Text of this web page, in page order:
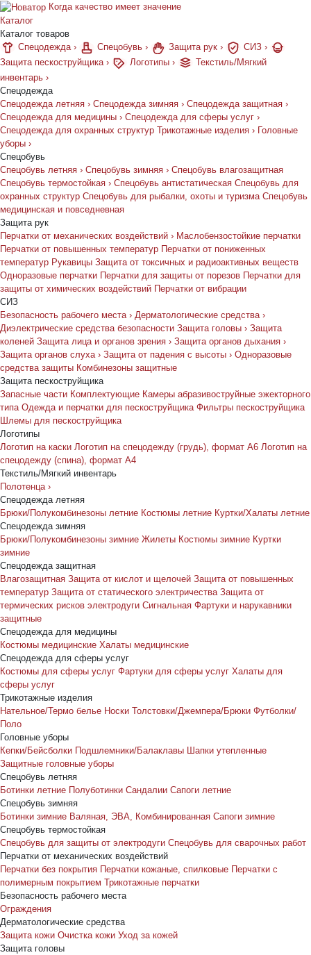
Когда качество имеет значение
Каталог
Каталог товаров
Спецодежда › Спецобувь › Защита рук › СИЗ ›
Защита пескоструйщика › Логотипы ›
Текстиль/Мягкий
инвентарь ›
Спецодежда
Спецодежда летняя › Спецодежда зимняя › Спецодежда защитная ›
Спецодежда для медицины › Спецодежда для сферы услуг ›
Спецодежда для охранных структур Трикотажные изделия › Головные
уборы ›
Спецобувь
Спецобувь летняя › Спецобувь зимняя › Спецобувь влагозащитная
Спецобувь термостойкая › Спецобувь антистатическая Спецобувь для
охранных структур Спецобувь для рыбалки, охоты и туризма Спецобувь
медицинская и повседневная
Защита рук
Перчатки от механических воздействий › Маслобензостойкие перчатки
Перчатки от повышенных температур Перчатки от пониженных
температур Рукавицы Защита от токсичных и радиоактивных веществ
Одноразовые перчатки Перчатки для защиты от порезов Перчатки для
защиты от химических воздействий Перчатки от вибрации
СИЗ
Безопасность рабочего места › Дерматологические средства ›
Диэлектрические средства безопасности Защита головы › Защита
коленей Защита лица и органов зрения › Защита органов дыхания ›
Защита органов слуха › Защита от падения с высоты › Одноразовые
средства защиты Комбинезоны защитные
Защита пескоструйщика
Запасные части Комплектующие Камеры абразивоструйные эжекторного
типа Одежда и перчатки для пескоструйщика Фильтры пескоструйщика
Шлемы для пескоструйщика
Логотипы
Логотип на каски Логотип на спецодежду (грудь), формат А6 Логотип на
спецодежду (спина), формат А4
Текстиль/Мягкий инвентарь
Полотенца ›
Спецодежда летняя
Брюки/Полукомбинезоны летние Костюмы летние Куртки/Халаты летние
Спецодежда зимняя
Брюки/Полукомбинезоны зимние Жилеты Костюмы зимние Куртки
зимние
Спецодежда защитная
Влагозащитная Защита от кислот и щелочей Защита от повышенных
температур Защита от статического электричества Защита от
термических рисков электродуги Сигнальная Фартуки и нарукавники
защитные
Спецодежда для медицины
Костюмы медицинские Халаты медицинские
Спецодежда для сферы услуг
Костюмы для сферы услуг Фартуки для сферы услуг Халаты для
сферы услуг
Трикотажные изделия
Нательное/Термо белье Носки Толстовки/Джемпера/Брюки Футболки/
Поло
Головные уборы
Кепки/Бейсболки Подшлемники/Балаклавы Шапки утепленные
Защитные головные уборы
Спецобувь летняя
Ботинки летние Полуботинки Сандалии Сапоги летние
Спецобувь зимняя
Ботинки зимние Валяная, ЭВА, Комбинированная Сапоги зимние
Спецобувь термостойкая
Спецобувь для защиты от электродуги Спецобувь для сварочных работ
Перчатки от механических воздействий
Перчатки без покрытия Перчатки кожаные, спилковые Перчатки с
полимерным покрытием Трикотажные перчатки
Безопасность рабочего места
Ограждения
Дерматологические средства
Защита кожи Очистка кожи Уход за кожей
Защита головы